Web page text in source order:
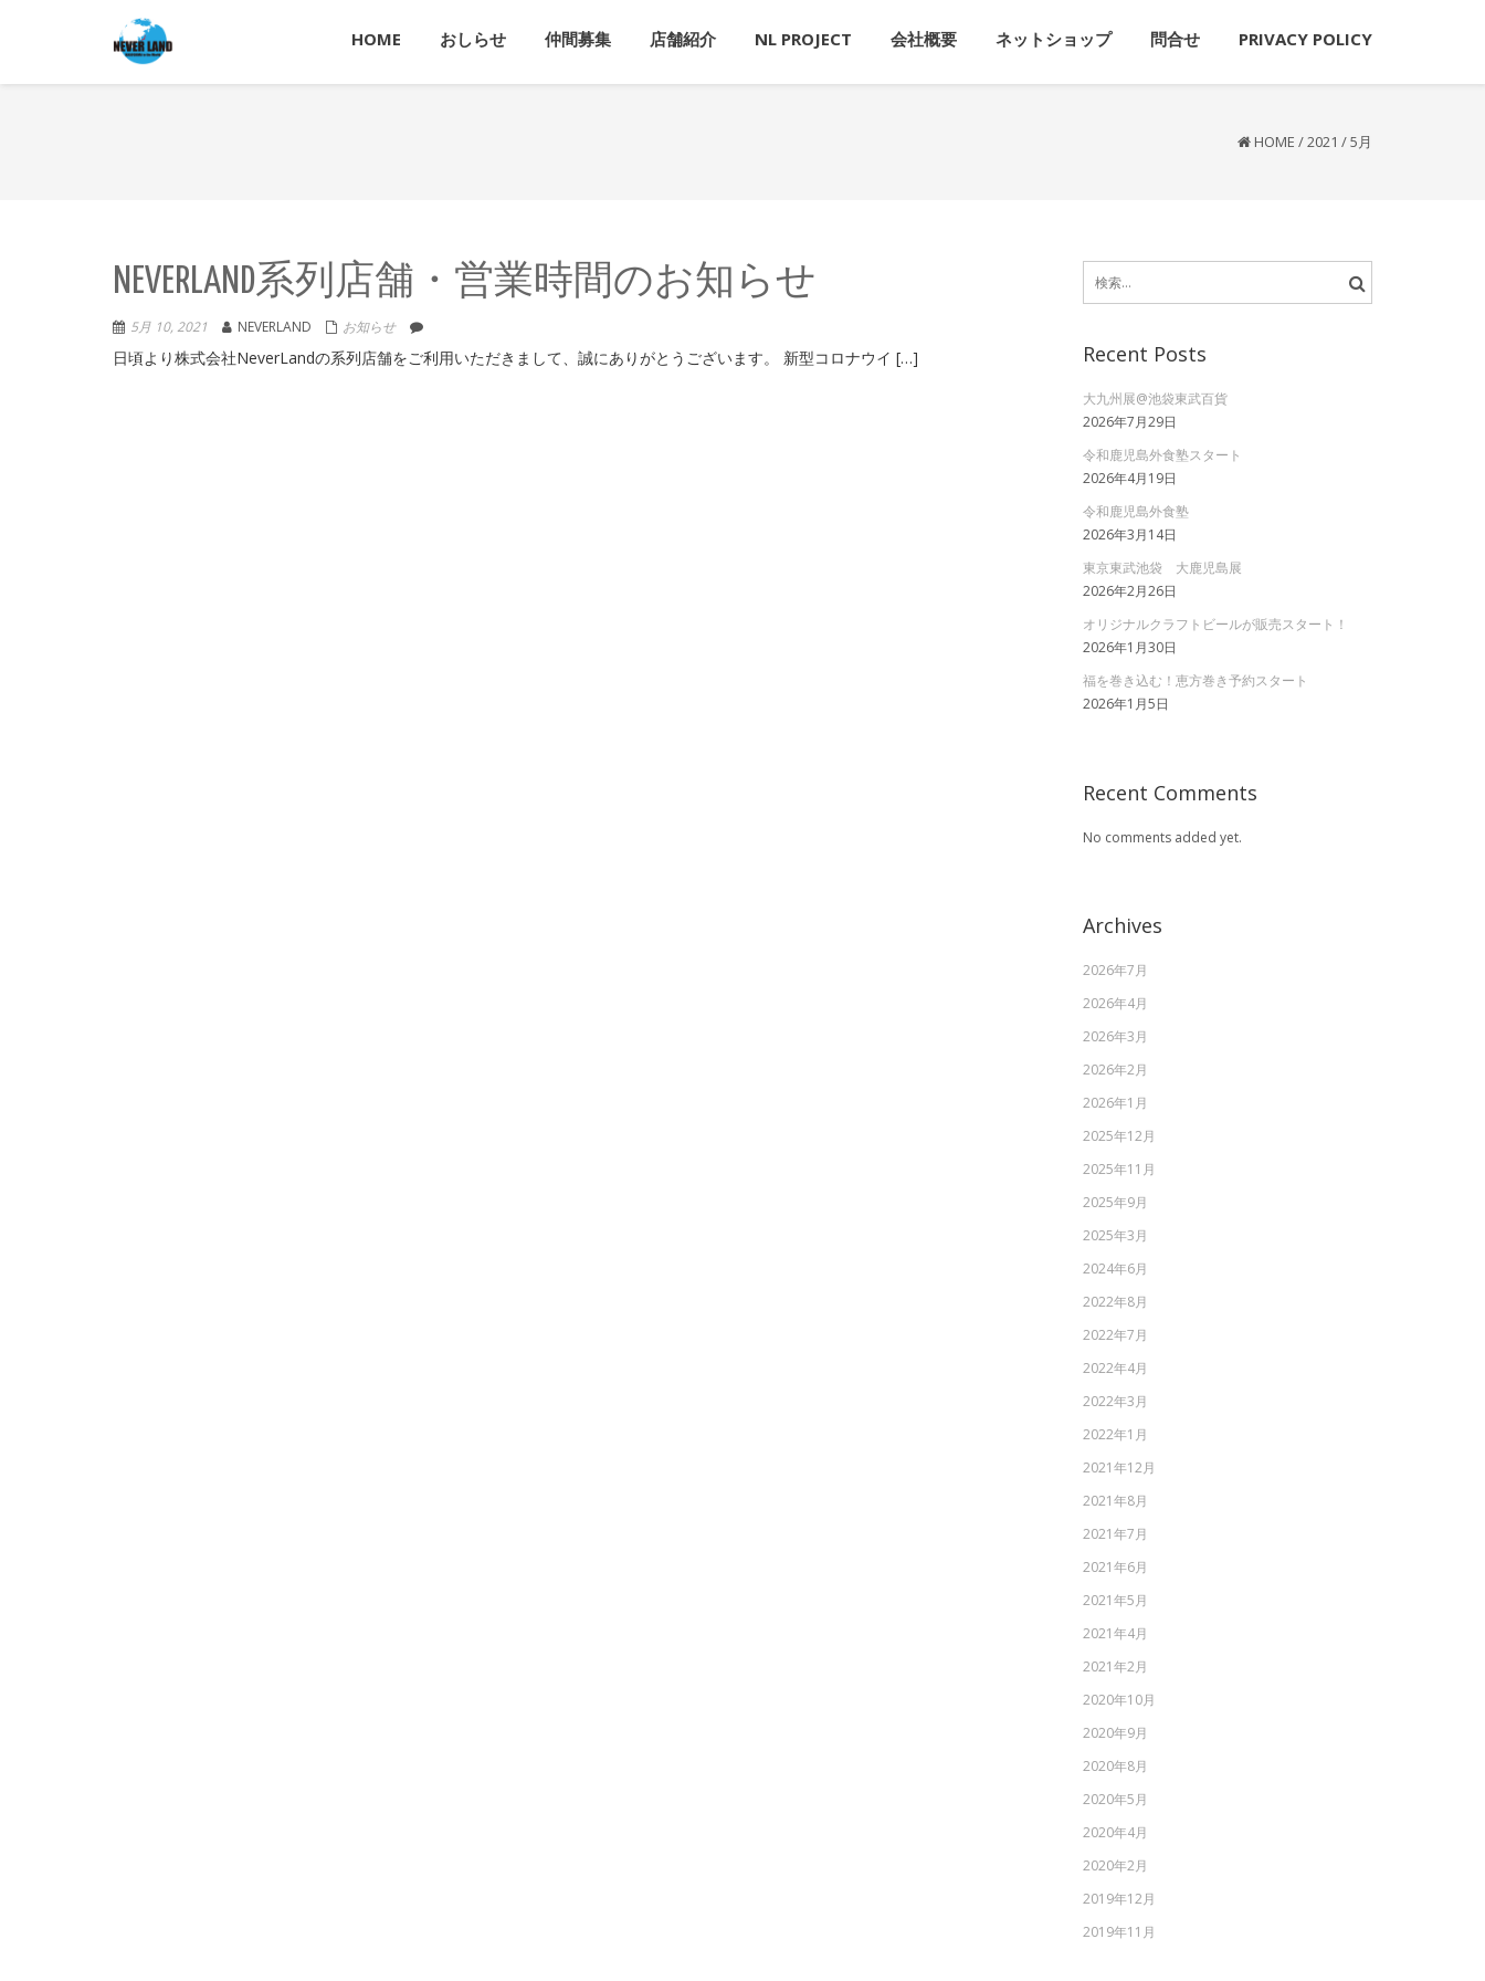
HOME おしらせ 仲間募集 店舗紹介 NL PROJECT 会社概要 ネットショップ 問合せ PRIVACY POLICY
HOME /2021 /5月
NEVERLAND系列店舗・営業時間のお知らせ
5月 10, 2021 NEVERLAND お知らせ
日頃より株式会社NeverLandの系列店舗をご利用いただきまして、誠にありがとうございます。 新型コロナウイ […]
索:
Recent Posts
大九州展@池袋東武百貨
2026年7月29日
令和鹿児島外食塾スタート
2026年4月19日
令和鹿児島外食塾
2026年3月14日
東京東武池袋 大鹿児島展
2026年2月26日
オリジナルクラフトビールが販売スタート！
2026年1月30日
福を巻き込む！恵方巻き予約スタート
2026年1月5日
Recent Comments
No comments added yet.
Archives
2026年7月
2026年4月
2026年3月
2026年2月
2026年1月
2025年12月
2025年11月
2025年9月
2025年3月
2024年6月
2022年8月
2022年7月
2022年4月
2022年3月
2022年1月
2021年12月
2021年8月
2021年7月
2021年6月
2021年5月
2021年4月
2021年2月
2020年10月
2020年9月
2020年8月
2020年5月
2020年4月
2020年2月
2019年12月
2019年11月